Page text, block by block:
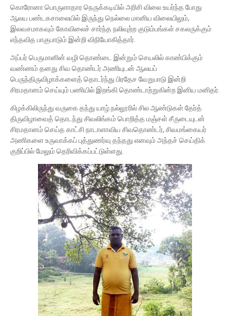
கொரோனா பொருளாதார நெருக்கடியில் அரிசி விலை உயர்ந்த போது
ஆலய பண்டகசாலையில் இருந்து நெல்லை மானிய விலையிலும்,
இலவசமாகவும் கோவிலைச் சார்ந்த நலிவுற்ற குடும்பங்கள் சகலருக்கும்
எந்தவித பாகுபாடும் இன்றி விநியோகித்தார்.
அப்பர் பெருமானின் வழி தொண்டை இன்றும் செயலில் காண்பிக்கும்
வண்ணம் தனது சிவ தொண்டர் அணியுடன் ஆலயப்
பெருந்திருவிழாக்களைத் தொடர்ந்து பிரதேச வேறுபாடு இன்றி
சிரமதானம் செய்யும் பணியில் இறங்கி தொண்டாற்றுகின்ற இனிய மனிதர்.
கிழக்கிலிருந்து வருகை தந்து யாழ்.நல்லூரில் சில ஆண்டுகள் தேர்த்
திருவிழாவைத் தொடந்து சிவலிங்கம் பொறித்த மஞ்சள் சீருடையுடன்
சிரமதானம் செய்த காட்சி நாடாளாவிய சிவதொண்டர், சிவமங்கையர்
அணிகளை உருவாக்கப் புத்துணர்வு தந்தது எனவும் அந்தச் செய்திக்
குறிப்பில் மேலும் தெரிவிக்கப்பட்டுள்ளது.